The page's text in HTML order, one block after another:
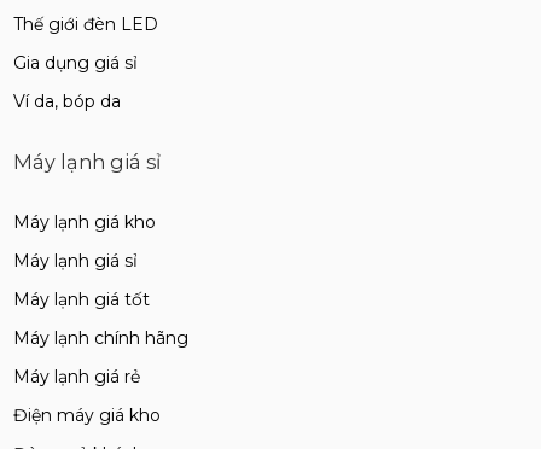
Thế giới đèn LED
Gia dụng giá sỉ
Ví da, bóp da
Máy lạnh giá sỉ
Máy lạnh giá kho
Máy lạnh giá sỉ
Máy lạnh giá tốt
Máy lạnh chính hãng
Máy lạnh giá rẻ
Điện máy giá kho